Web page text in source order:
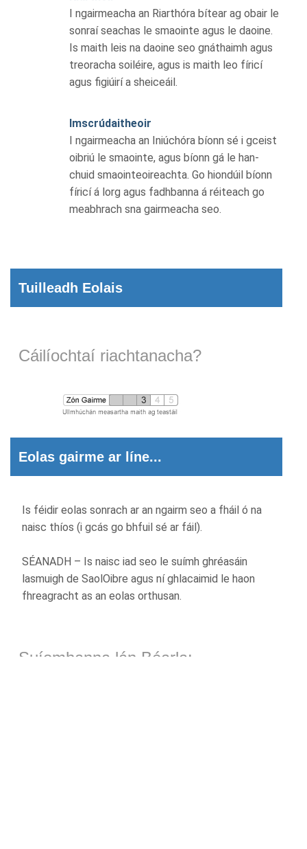
I ngairmeacha an Riarthóra bítear ag obair le
sonraí seachas le smaointe agus le daoine.
Is maith leis na daoine seo gnáthaimh agus
treoracha soiléire, agus is maith leo fíricí
agus figiúirí a sheiceáil.
Imscrúdaitheoir
I ngairmeacha an Iniúchóra bíonn sé i gceist
oibriú le smaointe, agus bíonn gá le han-
chuid smaointeoireachta. Go hiondúil bíonn
fíricí á lorg agus fadhbanna á réiteach go
meabhrach sna gairmeacha seo.
Tuilleadh Eolais
Cáilíochtaí riachtanacha?
Eolas gairme ar líne...
Is féidir eolas sonrach ar an ngairm seo a fháil ó na
naisc thíos (i gcás go bhfuil sé ar fáil).
SÉANADH – Is naisc iad seo le suímh ghréasáin
lasmuigh de SaolOibre agus ní ghlacaimid le haon
fhreagracht as an eolas orthusan.
Suíomhanna lán Béarla: